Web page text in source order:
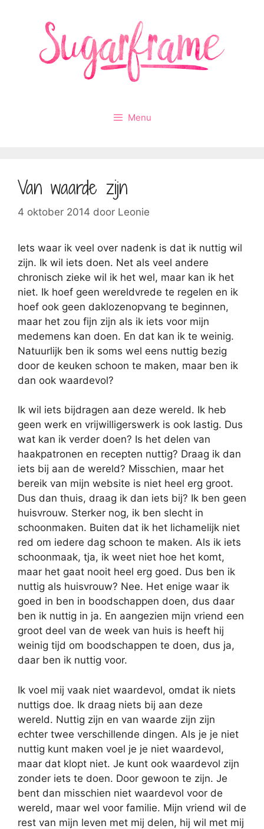
Menu
Van waarde zijn
4 oktober 2014 door Leonie
Iets waar ik veel over nadenk is dat ik nuttig wil
zijn. Ik wil iets doen. Net als veel andere
chronisch zieke wil ik het wel, maar kan ik het
niet. Ik hoef geen wereldvrede te regelen en ik
hoef ook geen daklozenopvang te beginnen,
maar het zou fijn zijn als ik iets voor mijn
medemens kan doen. En dat kan ik te weinig.
Natuurlijk ben ik soms wel eens nuttig bezig
door de keuken schoon te maken, maar ben ik
dan ook waardevol?
Ik wil iets bijdragen aan deze wereld. Ik heb
geen werk en vrijwilligerswerk is ook lastig. Dus
wat kan ik verder doen? Is het delen van
haakpatronen en recepten nuttig? Draag ik dan
iets bij aan de wereld? Misschien, maar het
bereik van mijn website is niet heel erg groot.
Dus dan thuis, draag ik dan iets bij? Ik ben geen
huisvrouw. Sterker nog, ik ben slecht in
schoonmaken. Buiten dat ik het lichamelijk niet
red om iedere dag schoon te maken. Als ik iets
schoonmaak, tja, ik weet niet hoe het komt,
maar het gaat nooit heel erg goed. Dus ben ik
nuttig als huisvrouw? Nee. Het enige waar ik
goed in ben in boodschappen doen, dus daar
ben ik nuttig in ja. En aangezien mijn vriend een
groot deel van de week van huis is heeft hij
weinig tijd om boodschappen te doen, dus ja,
daar ben ik nuttig voor.
Ik voel mij vaak niet waardevol, omdat ik niets
nuttigs doe. Ik draag niets bij aan deze
wereld. Nuttig zijn en van waarde zijn zijn
echter twee verschillende dingen. Als je je niet
nuttig kunt maken voel je je niet waardevol,
maar dat klopt niet. Je kunt ook waardevol zijn
zonder iets te doen. Door gewoon te zijn. Je
bent dan misschien niet waardevol voor de
wereld, maar wel voor familie. Mijn vriend wil de
rest van mijn leven met mij delen, hij wil met mij